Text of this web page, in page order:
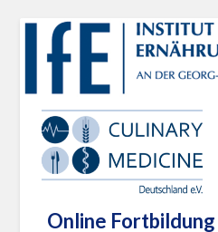
Online